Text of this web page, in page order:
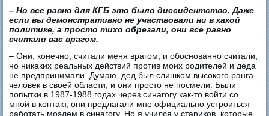
– Но все равно для КГБ это было диссидентство. Даже
если вы демонстративно не участвовали ни в какой
политике, а просто тихо обрезали, они все равно
считали вас врагом.
– Они, конечно, считали меня врагом, и обоснованно считали,
но никаких реальных действий против моих родителей и деда
не предпринимали. Думаю, дед был слишком высокого ранга
человек в своей области, и они просто не посмели. Были
попытки в 1987-1988 годах через синагогу как-то войти со
мной в контакт, они предлагали мне официально устроиться
работать моэлем в синагогу. Но я учился у стариков, которые